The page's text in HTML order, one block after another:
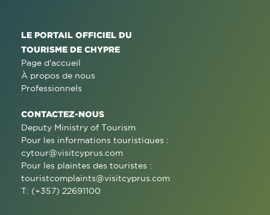
LE PORTAIL OFFICIEL DU
TOURISME DE CHYPRE
Page d'accueil
À propos de nous
Professionnels
CONTACTEZ-NOUS
Deputy Ministry of Tourism
Pour les informations touristiques :
cytour@visitcyprus.com
Pour les plaintes des touristes :
touristcomplaints@visitcyprus.com
T: (+357) 22691100